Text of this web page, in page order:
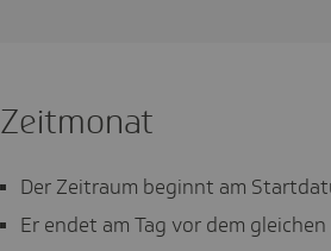
Zeitmonat
Der Zeitraum beginnt am
Er endet am Tag vor dem